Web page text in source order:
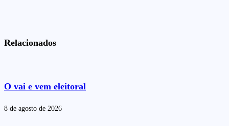
Relacionados
O vai e vem eleitoral
8 de agosto de 2026